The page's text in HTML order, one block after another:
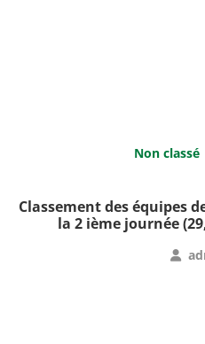
Non classé
Classement des équipes
la 2 ième journée